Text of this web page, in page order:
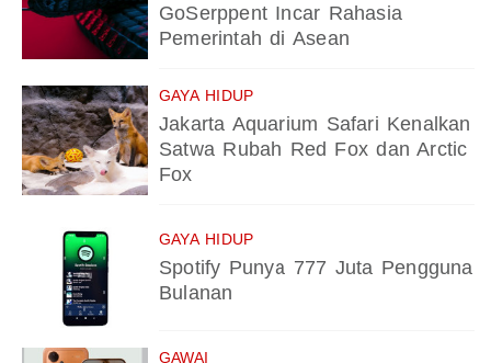
GoSerppent Incar Rahasia
Pemerintah di Asean
GAYA HIDUP
Jakarta Aquarium Safari Kenalkan
Satwa Rubah Red Fox dan Arctic
Fox
GAYA HIDUP
Spotify Punya 777 Juta Pengguna
Bulanan
GAWAI